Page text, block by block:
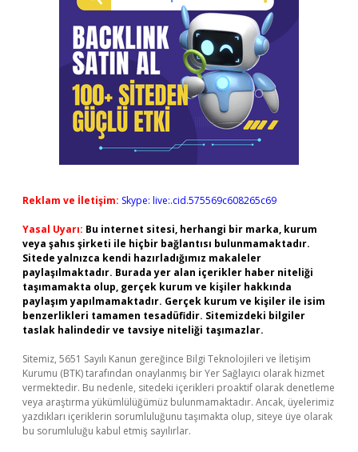
Reklam ve İletişim: Skype: live:.cid.575569c608265c69
Yasal Uyarı: Bu internet sitesi, herhangi bir marka, kurum
veya şahıs şirketi ile hiçbir bağlantısı bulunmamaktadır.
Sitede yalnızca kendi hazırladığımız makaleler
paylaşılmaktadır. Burada yer alan içerikler haber niteliği
taşımamakta olup, gerçek kurum ve kişiler hakkında
paylaşım yapılmamaktadır. Gerçek kurum ve kişiler ile isim
benzerlikleri tamamen tesadüfidir. Sitemizdeki bilgiler
taslak halindedir ve tavsiye niteliği taşımazlar.
Sitemiz, 5651 Sayılı Kanun gereğince Bilgi Teknolojileri ve İletişim
Kurumu (BTK) tarafından onaylanmış bir Yer Sağlayıcı olarak hizmet
vermektedir. Bu nedenle, sitedeki içerikleri proaktif olarak denetleme
veya araştırma yükümlülüğümüz bulunmamaktadır. Ancak, üyelerimiz
yazdıkları içeriklerin sorumluluğunu taşımakta olup, siteye üye olarak
bu sorumluluğu kabul etmiş sayılırlar.